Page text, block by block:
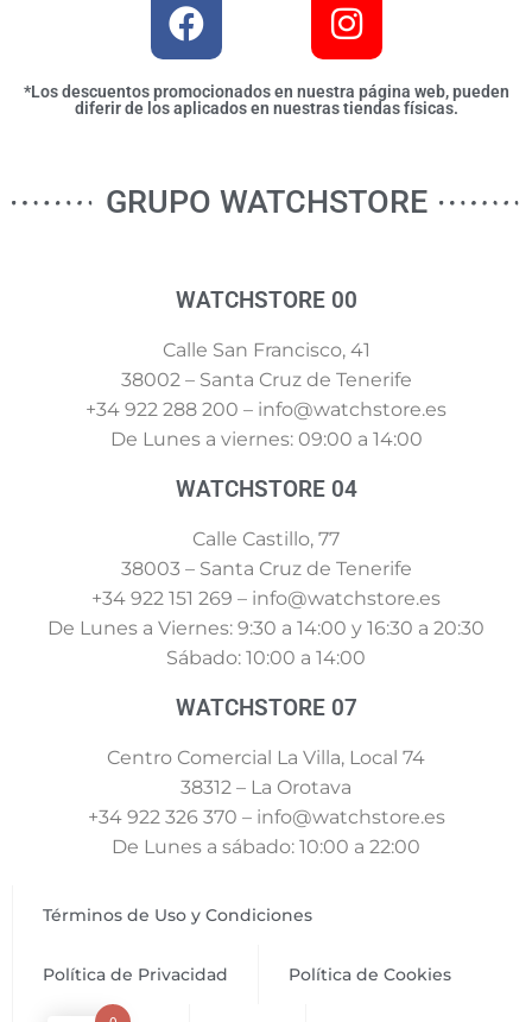
*Los descuentos promocionados en nuestra página web, pueden
diferir de los aplicados en nuestras tiendas físicas.
GRUPO WATCHSTORE
WATCHSTORE 00
Calle San Francisco, 41
38002 – Santa Cruz de Tenerife
+34 922 288 200 – info@watchstore.es
De Lunes a viernes: 09:00 a 14:00
WATCHSTORE 04
Calle Castillo, 77
38003 – Santa Cruz de Tenerife
+34 922 151 269 – info@watchstore.es
De Lunes a Viernes: 9:30 a 14:00 y 16:30 a 20:30
Sábado: 10:00 a 14:00
WATCHSTORE 07
Centro Comercial La Villa, Local 74
38312 – La Orotava
+34 922 326 370 – info@watchstore.es
De Lunes a sábado: 10:00 a 22:00
Términos de Uso y Condiciones
Política de Privacidad Política de Cookies